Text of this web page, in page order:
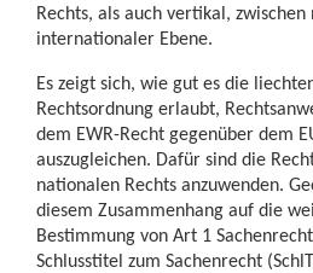
Rechts, als auch vertikal,
internationaler Ebene.
Es zeigt sich, wie gut es die
Rechtsordnung erlaubt,
dem EWR-Recht gegenüber dem
auszugleichen. Dafür sind die
nationalen Rechts anzuwenden.
diesem Zusammenhang auf die
Bestimmung von Art 1
Schlusstitel zum Sachenrecht